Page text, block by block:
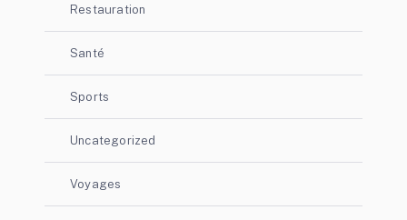
Restauration
Santé
Sports
Uncategorized
Voyages